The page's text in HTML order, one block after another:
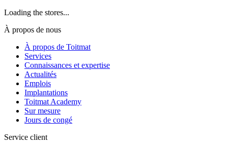
Loading the stores...
À propos de nous
À propos de Toitmat
Services
Connaissances et expertise
Actualités
Emplois
Implantations
Toitmat Academy
Sur mesure
Jours de congé
Service client